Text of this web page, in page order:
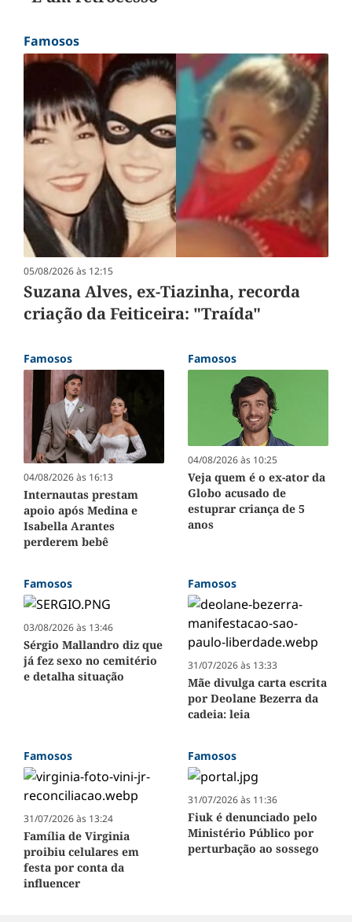
Famosos
05/08/2026 às 12:15
Suzana Alves, ex-Tiazinha, recorda
criação da Feiticeira: "Traída"
Famosos
04/08/2026 às 16:13
Internautas prestam
apoio após Medina e
Isabella Arantes
perderem bebê
Famosos
04/08/2026 às 10:25
Veja quem é o ex-ator da
Globo acusado de
estuprar criança de 5
anos
Famosos
03/08/2026 às 13:46
Sérgio Mallandro diz que
já fez sexo no cemitério
e detalha situação
Famosos
31/07/2026 às 13:33
Mãe divulga carta escrita
por Deolane Bezerra da
cadeia: leia
Famosos
31/07/2026 às 13:24
Família de Virginia
proibiu celulares em
festa por conta da
influencer
Famosos
31/07/2026 às 11:36
Fiuk é denunciado pelo
Ministério Público por
perturbação ao sossego